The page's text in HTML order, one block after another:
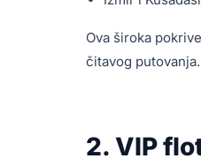
Ova široka
čitavog putovanja.
2. VIP